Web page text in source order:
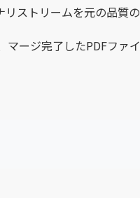
ストリームを元の品質の
ージ完了したPDFファイ